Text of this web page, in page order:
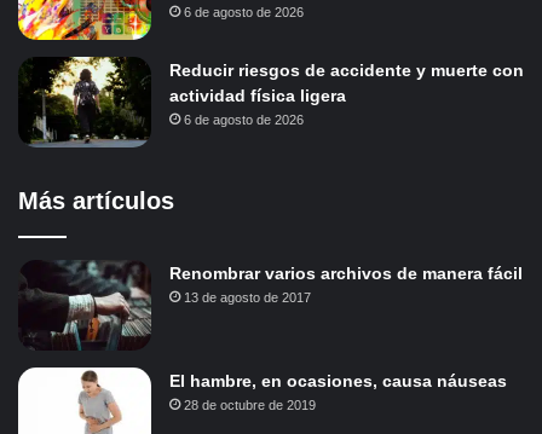
6 de agosto de 2026
Reducir riesgos de accidente y muerte con
actividad física ligera
6 de agosto de 2026
Más artículos
Renombrar varios archivos de manera fácil
13 de agosto de 2017
El hambre, en ocasiones, causa náuseas
28 de octubre de 2019